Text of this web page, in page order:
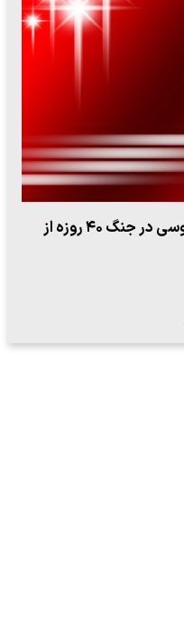
ببینید| لحظه بمباران خیابان فردوسی در جنگ ۴۰ روزه از